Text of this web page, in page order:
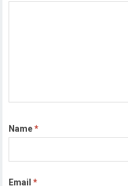
Name*
Email*